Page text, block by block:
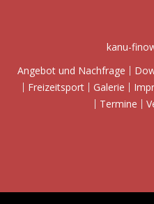
kanu-
Angebot und Nachfrage
Freizeitsport
Galerie
Termine